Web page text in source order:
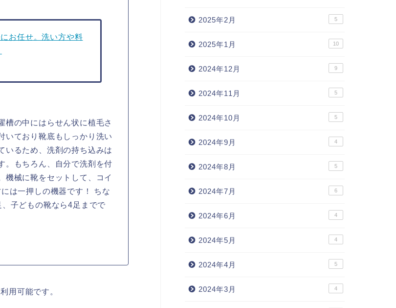
お任せ。洗い方や料
槽の中にはらせん状に植毛さ
いており靴底もしっかり洗い
いるため、洗剤の持ち込みは
。もちろん、自分で洗剤を付
機械に靴をセットして、コイ
は一押しの機器です！ ちな
子どもの靴なら4足までで
用可能です。
2025年2月 5
2025年1月 10
2024年12月 9
2024年11月 5
2024年10月 5
2024年9月 4
2024年8月 5
2024年7月 6
2024年6月 4
2024年5月 4
2024年4月 5
2024年3月 4